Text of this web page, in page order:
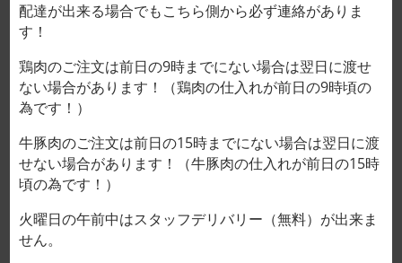
Trang chủ / Sản Phẩm Khác
Cá hồi Coho tẩm sốt teriyaki
nướng 60,000VND/1 gói
配達が出来る場合でもこちら側から必ず連絡がありま
す！
鶏肉のご注文は前日の9時までにない場合は翌日に渡せ
ない場合があります！（鶏肉の仕入れが前日の9時頃の
為です！）
牛豚肉のご注文は前日の15時までにない場合は翌日に渡
せない場合があります！（牛豚肉の仕入れが前日の15時
頃の為です！）
火曜日の午前中はスタッフデリバリー（無料）が出来ま
せん。